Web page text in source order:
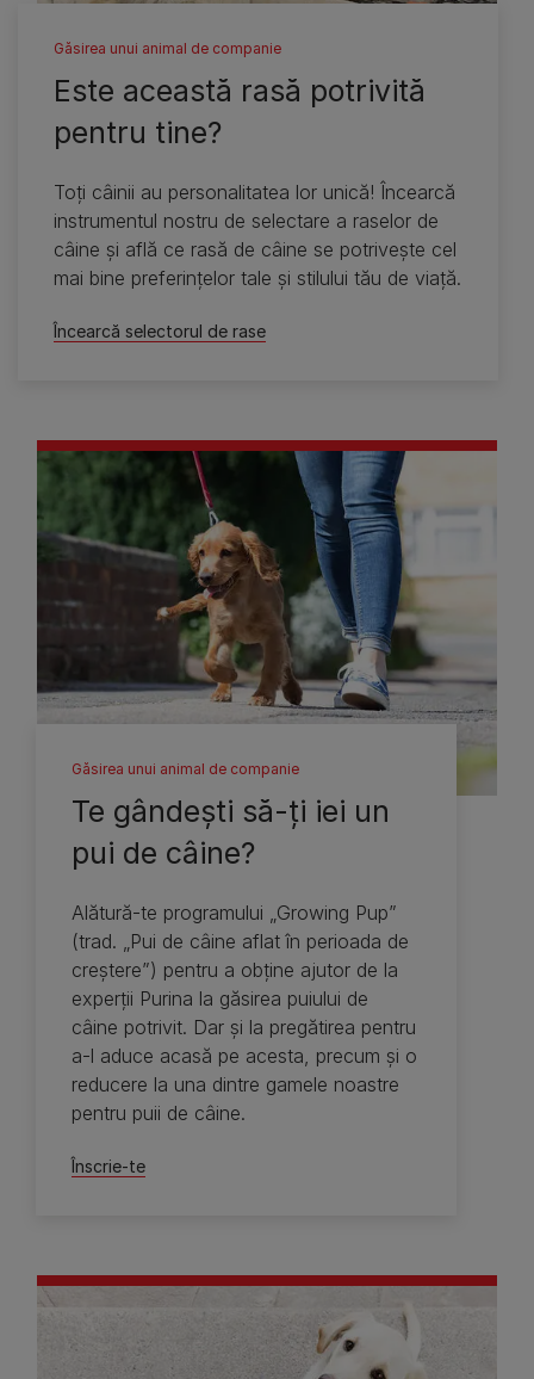
Găsirea unui animal de companie
Este această rasă potrivită
pentru tine?
Toţi câinii au personalitatea lor unică! Încearcă
instrumentul nostru de selectare a raselor de
câine şi află ce rasă de câine se potriveşte cel
mai bine preferinţelor tale şi stilului tău de viaţă.
Încearcă selectorul de rase
Găsirea unui animal de companie
Te gândeşti să-ţi iei un
pui de câine?
Alătură-te programului „Growing Pup”
(trad. „Pui de câine aflat în perioada de
creştere”) pentru a obţine ajutor de la
experţii Purina la găsirea puiului de
câine potrivit. Dar şi la pregătirea pentru
a-l aduce acasă pe acesta, precum şi o
reducere la una dintre gamele noastre
pentru puii de câine.
Înscrie-te